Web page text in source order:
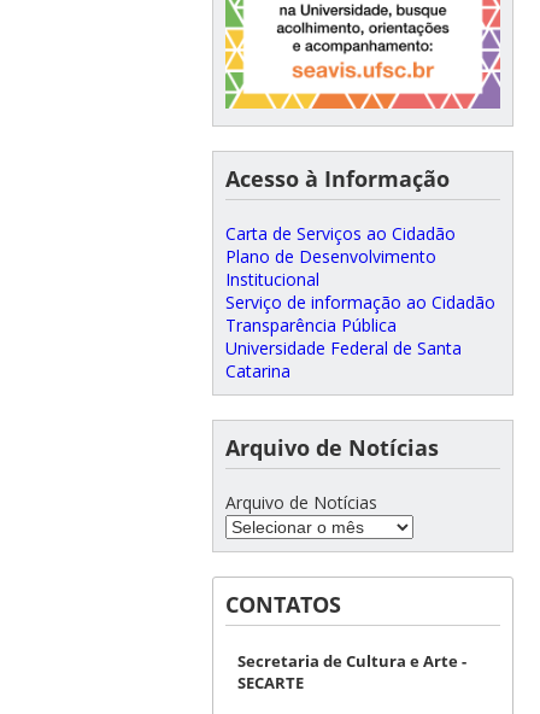
Acesso à Informação
Carta de Serviços ao Cidadão
Plano de Desenvolvimento
Institucional
Serviço de informação ao Cidadão
Transparência Pública
Universidade Federal de Santa
Catarina
Arquivo de Notícias
Arquivo de Notícias
CONTATOS
Secretaria de Cultura e Arte -
SECARTE